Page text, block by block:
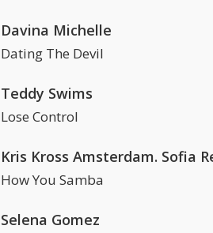
Davina Michelle
Dating The Devil
Teddy Swims
Lose Control
How You Samba
Selena Gomez